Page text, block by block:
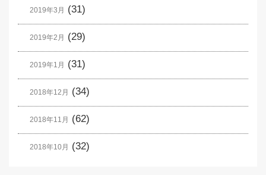
2019年3月 (31)
2019年2月 (29)
2019年1月 (31)
2018年12月 (34)
2018年11月 (62)
2018年10月 (32)